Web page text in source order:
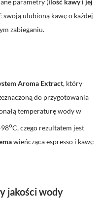
parametry (ilość kawy i jej
swoją ulubioną kawę o każdej
zabieganiu.
Aroma Extract, który
do przygotowania
temperaturę wody w
oC, czego rezultatem jest
wieńcząca espresso i kawę
jakości wody